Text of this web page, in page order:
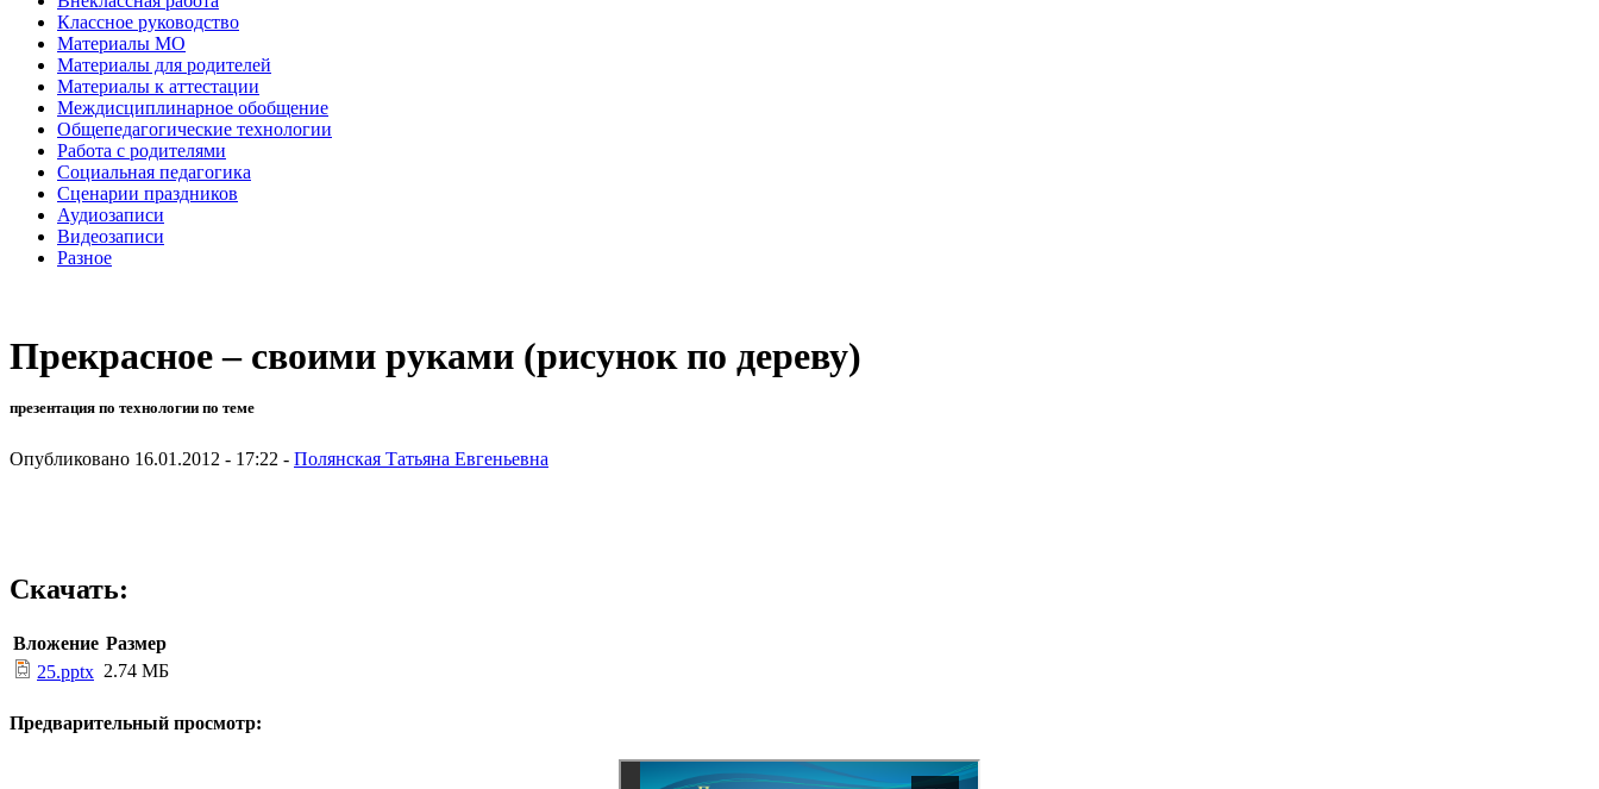
Классное руководство
Материалы МО
Материалы для родителей
Материалы к аттестации
Междисциплинарное обобщение
Общепедагогические технологии
Работа с родителями
Социальная педагогика
Сценарии праздников
Аудиозаписи
Видеозаписи
Разное
Прекрасное – своими руками (рисунок по дереву)
презентация по технологии по теме
Опубликовано 16.01.2012 - 17:22 - Полянская Татьяна Евгеньевна
Скачать:
Вложение Размер
25.pptx 2.74 МБ
Предварительный просмотр: